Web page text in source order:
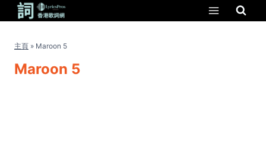
主頁 » Maroon 5
Maroon 5